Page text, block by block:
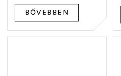
BŐVEBBEN